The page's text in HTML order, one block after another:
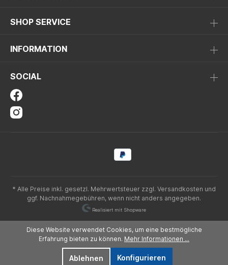
SHOP SERVICE
INFORMATION
SOCIAL
* Alle Preise inkl. gesetzl. Mehrwertsteuer zzgl. Versandkosten und
ggf. Nachnahmegebühren, wenn nicht anders angegeben.
Realisiert mit Shopware
Diese Website verwendet Cookies, um eine bestmögliche
Erfahrung bieten zu können. Mehr Informationen ...
Ablehnen Konfigurieren